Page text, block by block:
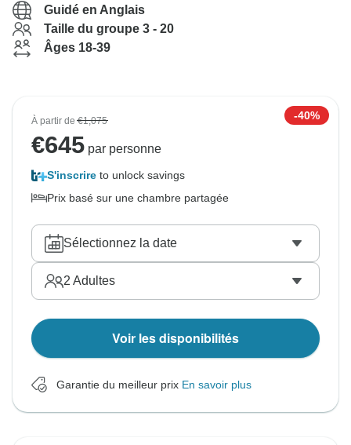
Guidé en Anglais
Taille du groupe 3 - 20
Âges 18-39
À partir de€1,075 -40%
€645 par personne
S'inscrire to unlock savings
Prix basé sur une chambre partagée
Sélectionnez la date
2 Adultes
Voir les disponibilités
Garantie du meilleur prix En savoir plus